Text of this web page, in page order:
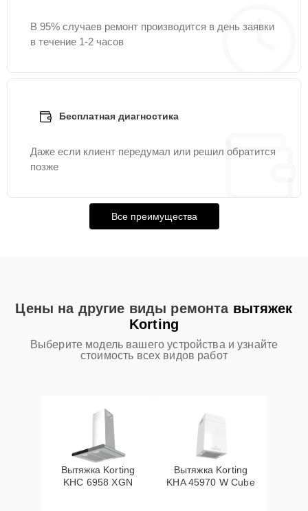
В 95% случаев ремонт производится в день заявки
в течение 1-2 часов
Бесплатная диагностика
Даже если клиент передумал или решил обратится
позже
Все преимущества
Цены на другие виды ремонта вытяжек
Korting
Выберите модель вашего устройства и узнайте
стоимость всех видов работ
Вытяжка Korting
KHC 6958 XGN
Вытяжка Korting
KHA 45970 W Cube